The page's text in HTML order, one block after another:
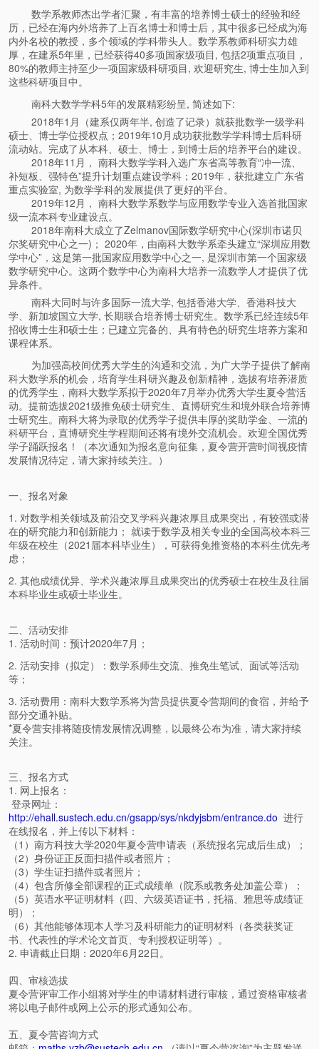
数学系教师杰出学者汇聚，有丰富的培养博士硕士的经验和经
历，已经在海内外培养了上百名博士和博士后，其中很多已经成为海
内外名校的教授，多个领域的学科带头人。数学系教师科研实力雄
厚，在建系5年里，已经获得40多项国家级项目, 包括2项重点项目，
80%的教师主持至少一项国家级科研项目, 欢迎研究生, 博士生加入到
这些科研项目中。
南科大数学学科5年的发展精彩纷呈, 简述如下:
2018年1月（建系仅两年半, 创造了记录）就获批数学一级学科
硕士、博士学位授权点；2019年10月成功获批数学学科博士后科研
流动站。完成了从本科、硕士、博士，到博士后的培养平台的建设。
2018年11月， 南科大数学学科入选广东省高等教育“冲一流、
补短板、强特色”提升计划重点建设学科；2019年，获批建立广东省
重点实验室, 为数学学科的发展提供了更好的平台。
2019年12月， 南科大数学系数学与应用数学专业入选首批国家
级一流本科专业建设点。
2018年南科大成立了Zelmanov国际数学研究中心(深圳市诺贝
尔奖研究中心之一)； 2020年，由南科大数学系牵头建立“深圳应用数
学中心”，这是第一批国家应用数学中心之一, 是深圳市第一个国家级
数学研究中心。这两个数学中心为南科大培养一流数学人才提供了优
异条件。
南科大同时与许多国际一流大学, 包括香港大学、香港科技大
学、新加坡国立大学, 长期联合培养博士研究生。数学系已经连续5年
招收博士生和硕士生；已建立完备的、具有特色的研究生培养方案和
课程体系。
为加强高校间优秀大学生的沟通和交流，为广大学子提供了解南
科大数学系的机会，培育学生科研兴趣及创新精神，选拔有培养潜质
的优秀学生，南科大数学系拟于2020年7月举办优秀大学生夏令营活
动。提前选拔2021级推免硕士研究生、直博研究生和境外联合培养博
士研究生。南科大将为录取的优秀学子提供丰厚的奖助学金、一流的
科研平台，直博研究生学程期间还将有境外交流机会。欢迎全国优秀
学子踊跃报名！（本次通知为报名意向征集，夏令营开营时间视疫情
发展情况待定，请大家持续关注。）
一、报名对象
1. 对数学相关领域及前沿交叉学科兴趣浓厚且成果突出，有较强或潜
在的研究能力和创新能力； 就读于数学及相关专业的全国高校本科三
年级在校生（2021届本科毕业生），可获得免推资格的本科生优先考
虑；
2. 其他成绩优异、学术兴趣浓厚且成果突出的优秀硕士在校生及往届
本科毕业生或硕士毕业生。
二、活动安排
1. 活动时间：预计2020年7月；
2. 活动安排（拟定）：数学系师生交流、推免生笔试、面试等活动
等；
3. 活动费用：南科大数学系将为营员提供夏令营期间的食宿，并给予
部分交通补贴。
*夏令营安排将随疫情发展情况调整，以最终公布为准，请大家持续
关注。
三、报名方式
1. 网上报名：
登录网址：
http://ehall.sustech.edu.cn/gsapp/sys/nkdyjsbm/entrance.do 进行
在线报名，并上传以下材料：
（1）南方科技大学2020年夏令营申请表（系统报名完成后生成）；
（2）身份证正反面扫描件或者照片；
（3）学生证扫描件或者照片；
（4）包含所修全部课程的正式成绩单（院系或教务处加盖公章）；
（5）英语水平证明材料（四、六级英语证书，托福、雅思等成绩证
明）；
（6）其他能够体现本人学习及科研能力的证明材料（各类获奖证
书、代表性的学术论文首页、专利授权证明等）。
2. 申请截止日期：2020年6月22日。
四、审核选拔
夏令营评审工作小组将对学生的申请材料进行审核，通过资格审核者
将以电子邮件或网上公示的形式通知公布。
五、夏令营咨询方式